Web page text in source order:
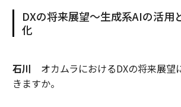
DXの将来展望～生成系AIの活用
化
石川 オカムラにおけるDXの将来展望
きますか。